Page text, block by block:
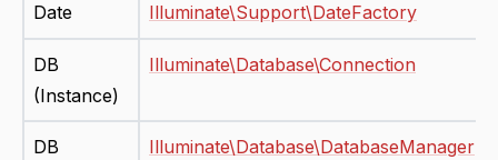
Date Illuminate\Support\DateFactory
DB
(Instance)
Illuminate\Database\Connection
DB Illuminate\Database\DatabaseManager